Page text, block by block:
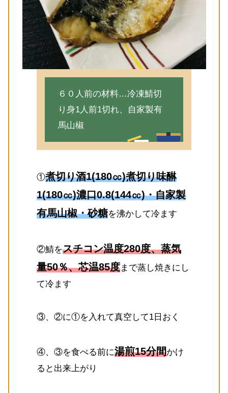
６０人前の材料…冷凍鯖切
り身1人前1切れ、自家製有
馬山椒
①煮切り酒1(180㏄)煮切り味醂
1(180㏄)濃口0.8(144㏄)・自家製
有馬山椒・砂糖を沸かして冷ます
②鯖をスチコン温度280度、蒸気
量50％、芯温85度まで蒸し焼きにし
て冷ます
③、②に①を入れて真空して1日おく
④、③を食べる前に湯煎15分間かけ
ると出来上がり